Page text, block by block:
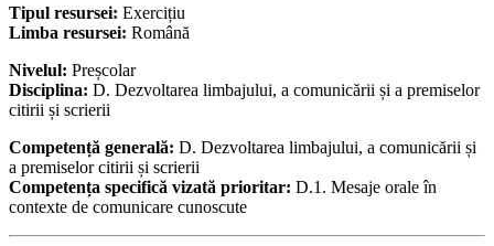
Tipul resursei: Exercițiu
Limba resursei: Română
Nivelul: Preșcolar
Disciplina: D. Dezvoltarea limbajului, a comunicării și a premiselor
citirii și scrierii
Competență generală: D. Dezvoltarea limbajului, a comunicării și
a premiselor citirii și scrierii
Competența specifică vizată prioritar: D.1. Mesaje orale în
contexte de comunicare cunoscute